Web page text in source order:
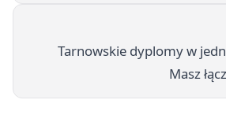
Tarnowskie dyplomy w
Masz